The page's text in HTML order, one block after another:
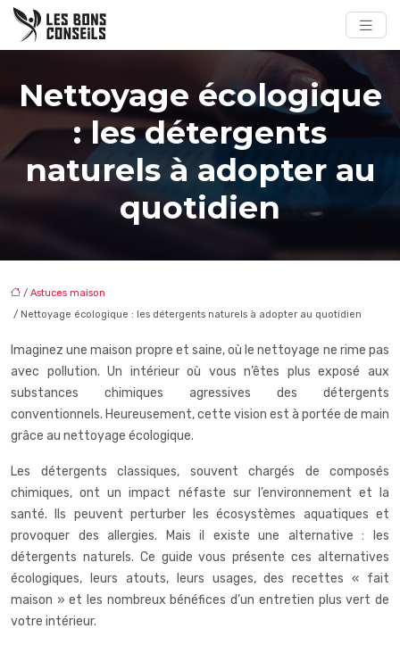
Nettoyage écologique
: les détergents
naturels à adopter au
quotidien
/ Astuces maison
/ Nettoyage écologique : les détergents naturels à adopter au quotidien
Imaginez une maison propre et saine, où le nettoyage ne rime pas
avec pollution. Un intérieur où vous n’êtes plus exposé aux
substances chimiques agressives des détergents
conventionnels. Heureusement, cette vision est à portée de main
grâce au nettoyage écologique.
Les détergents classiques, souvent chargés de composés
chimiques, ont un impact néfaste sur l’environnement et la
santé. Ils peuvent perturber les écosystèmes aquatiques et
provoquer des allergies. Mais il existe une alternative : les
détergents naturels. Ce guide vous présente ces alternatives
écologiques, leurs atouts, leurs usages, des recettes « fait
maison » et les nombreux bénéfices d’un entretien plus vert de
votre intérieur.